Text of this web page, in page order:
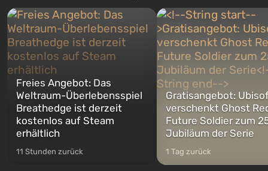
Freies Angebot: Das
Weltraum-Überlebensspiel
Breathedge ist derzeit
kostenlos auf Steam
erhältlich
11 Stunden zurück
Gratisangebot:
verschenkt Ghost
Future Soldier zum
Jubiläum der Serie
1 Tag zurück